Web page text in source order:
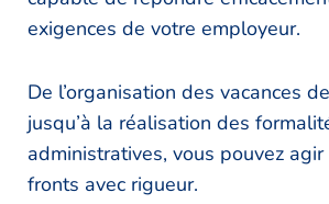
exigences de votre employeur.
De l’organisation des vacances
jusqu’à la réalisation des
administratives, vous pouvez
fronts avec rigueur.